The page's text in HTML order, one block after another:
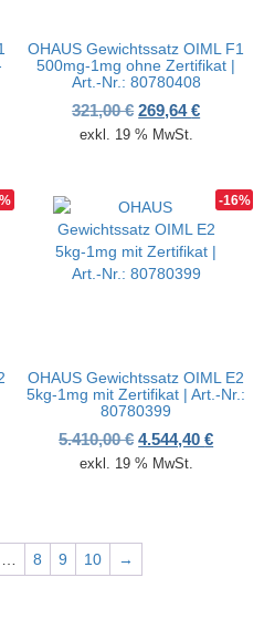
Preis war: 645,00 €
Preis ist: 541,80 €.
OHAUS Gewichtssatz OIML F1
500mg-1mg ohne Zertifikat |
Art.-Nr.: 80780408
321,00€ Ursprünglicher
269,64€
exkl. 19 % MwSt.
Preis war: 4.690,00 €
Preis ist: 3.939,60 €.
-16%
OHAUS Gewichtssatz OIML E2
5kg-1mg mit Zertifikat | Art.-Nr.:
80780399
5.410,00€ Ursprünglicher
4.544,40€
exkl. 19 % MwSt.
8 9 10 →